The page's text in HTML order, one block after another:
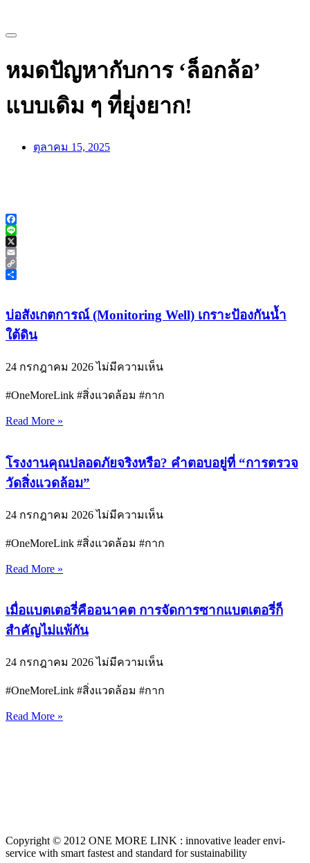
หมดปัญหากับการ ‘ล็อกล้อ’
แบบเดิม ๆ ที่ยุ่งยาก!
ตุลาคม 15, 2025
Facebook
Line
X
Email
Copy
บ่อสังเกตการณ์ (Monitoring Well) เกราะป้องกันน้ำ
ใต้ดิน
24 กรกฎาคม 2026ไม่มีความเห็น
#OneMoreLink #สิ่งแวดล้อม #กาก
Read More »
โรงงานคุณปลอดภัยจริงหรือ? คำตอบอยู่ที่ “การตรวจ
วัดสิ่งแวดล้อม”
24 กรกฎาคม 2026ไม่มีความเห็น
#OneMoreLink #สิ่งแวดล้อม #กาก
Read More »
เมื่อแบตเตอรี่คืออนาคต การจัดการซากแบตเตอรี่ก็
สำคัญไม่แพ้กัน
24 กรกฎาคม 2026ไม่มีความเห็น
#OneMoreLink #สิ่งแวดล้อม #กาก
Read More »
Copyright © 2012 ONE MORE LINK : innovative leader envi-
service with smart fastest and standard for sustainability